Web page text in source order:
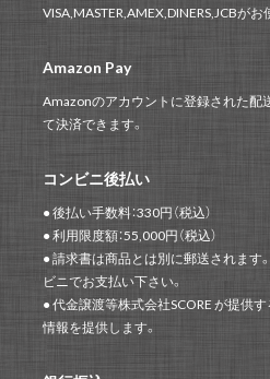
VISA,MASTER,AMEX,DINERS,JCBがお
Amazon Pay
Amazonのアカウントに登録された配
て決済できます。
コンビニ後払い
● 後払い手数料：330円（税込）
● 利用限度額：55,000円（税込）
● 請求書は商品とは別に郵送されます
ビニでお支払い下さい。
● 代金譲渡等株式会社SCORE が提供
情報を提供します。